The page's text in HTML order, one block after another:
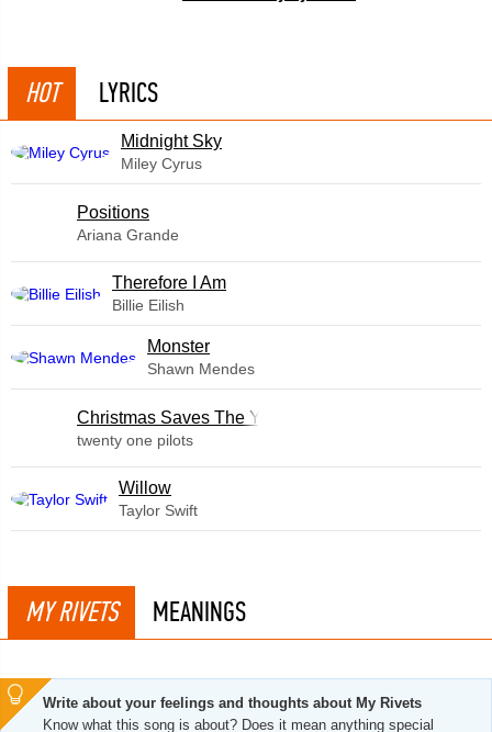
HOT LYRICS
Midnight Sky
Miley Cyrus
​Positions
Ariana Grande
Therefore I Am
Billie Eilish
Monster
Shawn Mendes
Christmas Saves The Year
twenty one pilots
Willow
Taylor Swift
MY RIVETS MEANINGS
Write about your feelings and thoughts about My Rivets
Know what this song is about? Does it mean anything special